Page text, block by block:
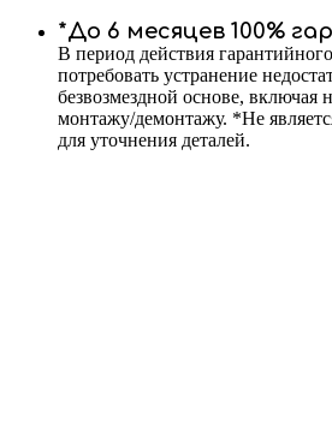
*До 6 месяцев 100%
В период действия
потребовать устранение
безвозмездной основе, включая
монтажу/демонтажу. *Не
для уточнения деталей.